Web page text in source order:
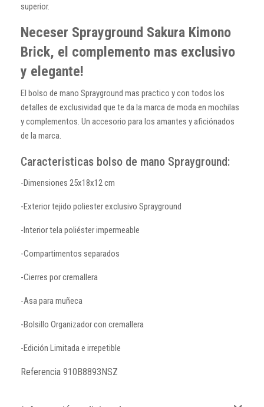
superior.
Neceser Sprayground Sakura Kimono
Brick, el complemento mas exclusivo
y elegante!
El bolso de mano Sprayground mas practico y con todos los
detalles de exclusividad que te da la marca de moda en mochilas
y complementos. Un accesorio para los amantes y aficiónados
de la marca.
Caracteristicas bolso de mano Sprayground:
-Dimensiones 25x18x12 cm
-Exterior tejido poliester exclusivo Sprayground
-Interior tela poliéster impermeable
-Compartimentos separados
-Cierres por cremallera
-Asa para muñeca
-Bolsillo Organizador con cremallera
-Edición Limitada e irrepetible
Referencia 910B8893NSZ